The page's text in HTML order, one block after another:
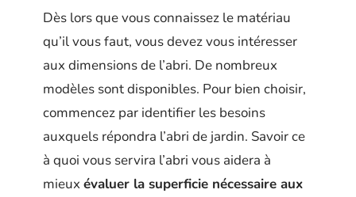
Dès lors que vous connaissez le matériau
qu’il vous faut, vous devez vous intéresser
aux dimensions de l’abri. De nombreux
modèles sont disponibles. Pour bien choisir,
commencez par identifier les besoins
auxquels répondra l’abri de jardin. Savoir ce
à quoi vous servira l’abri vous aidera à
mieux évaluer la superficie nécessaire aux